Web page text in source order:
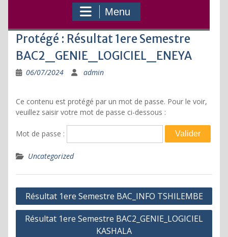
Menu
Protégé : Résultat 1ere Semestre
BAC2_GENIE_LOGICIEL_ENEYA
06/07/2024 admin
Ce contenu est protégé par un mot de passe. Pour le voir,
veuillez saisir votre mot de passe ci-dessous :
Mot de passe :
Uncategorized
Navigation
de
l’article
Résultat 1ere Semestre BAC_INFO TSHILEMBE
Résultat 1ere Semestre BAC2_GENIE_LOGICIEL
KASHALA